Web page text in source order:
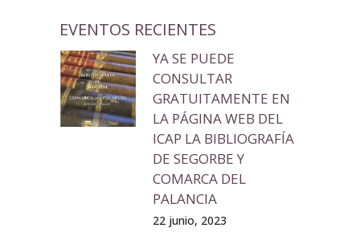
EVENTOS RECIENTES
YA SE PUEDE
CONSULTAR
GRATUITAMENTE EN
LA PÁGINA WEB DEL
ICAP LA BIBLIOGRAFÍA
DE SEGORBE Y
COMARCA DEL
PALANCIA
22 junio, 2023